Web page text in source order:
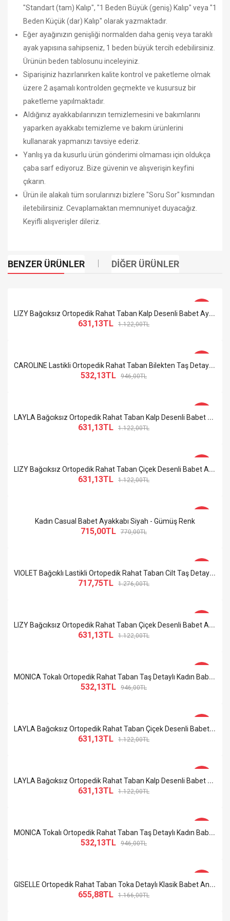
"Standart (tam) Kalıp", "1 Beden Büyük (geniş) Kalıp" veya "1
Beden Küçük (dar) Kalıp" olarak yazmaktadır.
Eğer ayağınızın genişliği normalden daha geniş veya taraklı
ayak yapısına sahipseniz, 1 beden büyük tercih edebilirsiniz.
Ürünün beden tablosunu inceleyiniz.
Siparişiniz hazırlanırken kalite kontrol ve paketleme olmak
üzere 2 aşamalı kontrolden geçmekte ve kusursuz bir
paketleme yapılmaktadır.
Aldığınız ayakkabılarınızın temizlemesini ve bakımlarını
yaparken ayakkabı temizleme ve bakım ürünlerini
kullanarak yapmanızı tavsiye ederiz.
Yanlış ya da kusurlu ürün gönderimi olmaması için oldukça
çaba sarf ediyoruz. Bize güvenin ve alışverişin keyfini
çıkarın.
Ürün ile alakalı tüm sorularınızı bizlere "Soru Sor" kısmından
iletebilirsiniz. Cevaplamaktan memnuniyet duyacağız.
Keyifli alışverişler dileriz.
BENZER ÜRÜNLER DIĞER ÜRÜNLER
L
IZY Bağcıksız Ortopedik Rahat Taban Kalp Desenli Babet Ayakkabı KT Beyaz
631,13TL 1.122,00TL
C
AROLINE Lastikli Ortopedik Rahat Taban Bilekten Taş Detaylı Kadın Babet Ayakkabı ST Siyah
532,13TL 946,00TL
L
AYLA Bağcıksız Ortopedik Rahat Taban Kalp Desenli Babet Ayakkabı KT Siyah
631,13TL 1.122,00TL
L
IZY Bağcıksız Ortopedik Rahat Taban Çiçek Desenli Babet Ayakkabı KT Siyah
631,13TL 1.122,00TL
Kadın Casual Babet Ayakkabı Siyah - Gümüş Renk
715,00TL 770,00TL
V
IOLET Bağcıklı Lastikli Ortopedik Rahat Taban Cilt Taş Detaylı Babet Anne Ayakkabısı ST Siyah
717,75TL 1.276,00TL
L
IZY Bağcıksız Ortopedik Rahat Taban Çiçek Desenli Babet Ayakkabı KT Krem
631,13TL 1.122,00TL
M
ONICA Tokalı Ortopedik Rahat Taban Taş Detaylı Kadın Babet Ayakkabı ST Siyah
532,13TL 946,00TL
L
AYLA Bağcıksız Ortopedik Rahat Taban Çiçek Desenli Babet Ayakkabı KT Beyaz
631,13TL 1.122,00TL
L
AYLA Bağcıksız Ortopedik Rahat Taban Kalp Desenli Babet Ayakkabı KT Krem
631,13TL 1.122,00TL
M
ONICA Tokalı Ortopedik Rahat Taban Taş Detaylı Kadın Babet Ayakkabı KT Krem
532,13TL 946,00TL
G
ISELLE Ortopedik Rahat Taban Toka Detaylı Klasik Babet Anne Ayakkabısı ST Siyah
655,88TL 1.166,00TL